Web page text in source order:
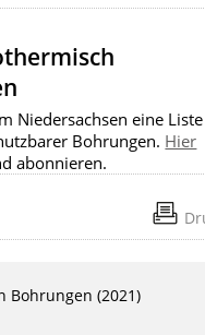
Niedersachsen eine Liste
Bohrungen. Hier
abonnieren.
Bohrungen (2021)